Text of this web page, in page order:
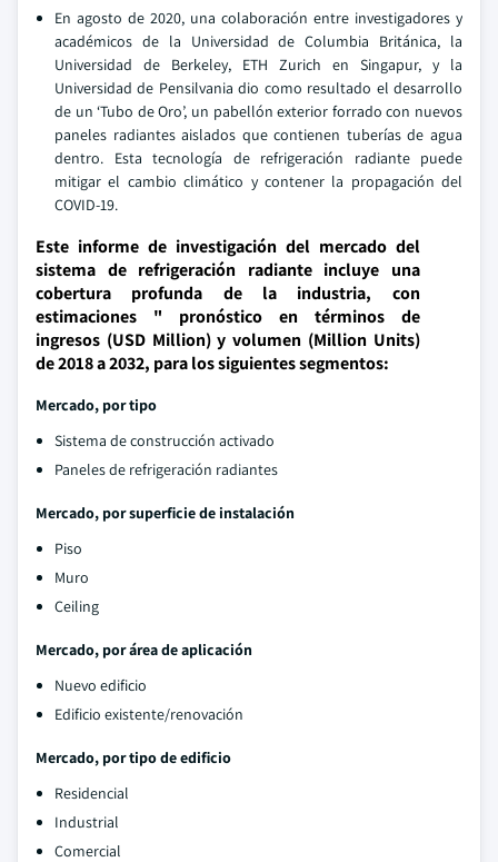
En agosto de 2020, una colaboración entre investigadores y
académicos de la Universidad de Columbia Británica, la
Universidad de Berkeley, ETH Zurich en Singapur, y la
Universidad de Pensilvania dio como resultado el desarrollo
de un ‘Tubo de Oro’, un pabellón exterior forrado con nuevos
paneles radiantes aislados que contienen tuberías de agua
dentro. Esta tecnología de refrigeración radiante puede
mitigar el cambio climático y contener la propagación del
COVID-19.
Este informe de investigación del mercado del
sistema de refrigeración radiante incluye una
cobertura profunda de la industria, con
estimaciones " pronóstico en términos de
ingresos (USD Million) y volumen (Million Units)
de 2018 a 2032, para los siguientes segmentos:
Mercado, por tipo
Sistema de construcción activado
Paneles de refrigeración radiantes
Mercado, por superficie de instalación
Piso
Muro
Ceiling
Mercado, por área de aplicación
Nuevo edificio
Edificio existente/renovación
Mercado, por tipo de edificio
Residencial
Industrial
Comercial